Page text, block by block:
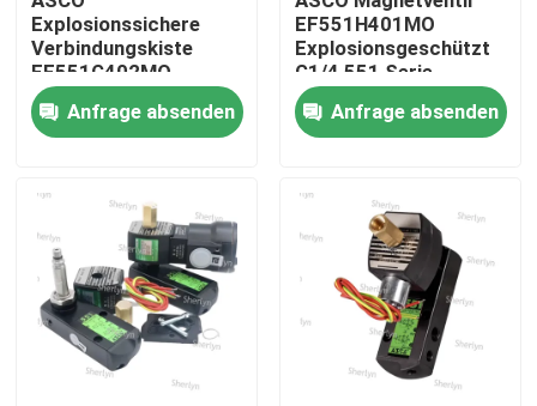
Zu Hause
Videos
Über uns
Werksbesichtigung
Explosionssichere
Verbindungskiste
EF551G402MO
Anfrage absenden
EF551H401MO
Explosionsgeschützt
G1/4 551 Serie
Einzelspule
Anfrage absenden